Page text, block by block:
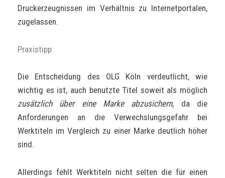
Druckerzeugnissen im Verhältnis zu Internetportalen,
zugelassen.
Praxistipp
Die Entscheidung des OLG Köln verdeutlicht, wie
wichtig es ist, auch benutzte Titel soweit als möglich
zusätzlich
über eine Marke abzusichern, da die
Anforderungen an die Verwechslungsgefahr bei
Werktiteln im Vergleich zu einer Marke deutlich höher
sind.
Allerdings fehlt Werktiteln nicht selten die für einen